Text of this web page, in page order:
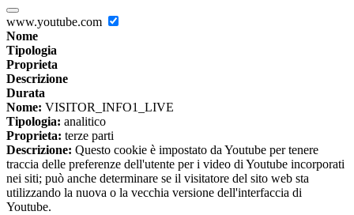
www.youtube.com
Nome
Tipologia
Proprieta
Descrizione
Durata
Nome: VISITOR_INFO1_LIVE
Tipologia: analitico
Proprieta: terze parti
Descrizione: Questo cookie è impostato da Youtube per tenere
traccia delle preferenze dell'utente per i video di Youtube incorporati
nei siti; può anche determinare se il visitatore del sito web sta
utilizzando la nuova o la vecchia versione dell'interfaccia di
Youtube.